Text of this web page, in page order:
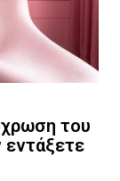
του
εντάξετε